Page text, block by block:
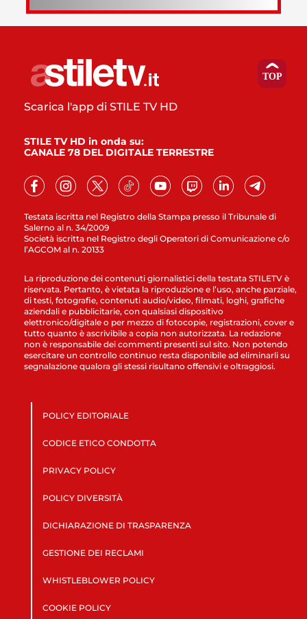
Testata iscritta nel Registro della Stampa presso il Tribunale di
Salerno al n. 34/2009
Società iscritta nel Registro degli Operatori di Comunicazione c/o
l’AGCOM al n. 20133
Scarica l'app di STILE TV HD
STILE TV HD in onda su:
CANALE 78 DEL DIGITALE TERRESTRE
La riproduzione dei contenuti giornalistici della testata STILETV è
riservata. Pertanto, è vietata la riproduzione e l’uso, anche parziale,
di testi, fotografie, contenuti audio/video, filmati, loghi, grafiche
aziendali e pubblicitarie, con qualsiasi dispositivo
elettronico/digitale o per mezzo di fotocopie, registrazioni, cover e
tutto quanto è ascrivibile a copia non autorizzata. La redazione
non è responsabile dei commenti presenti sul sito. Non potendo
esercitare un controllo continuo resta disponibile ad eliminarli su
segnalazione qualora gli stessi risultano offensivi e oltraggiosi.
POLICY EDITORIALE
CODICE ETICO CONDOTTA
PRIVACY POLICY
POLICY DIVERSITÀ
DICHIARAZIONE DI TRASPARENZA
GESTIONE DEI RECLAMI
WHISTLEBLOWER POLICY
COOKIE POLICY